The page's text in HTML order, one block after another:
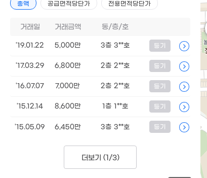
총액 공급면적당단가 전용면적당단가
거래일 거래금액 동/층/호
'19.01.22 5,000만 3층 3**호 등기
'17.03.29 6,800만 2층 2**호 등기
'16.07.07 7,000만 2층 2**호 등기
'15.12.14 8,600만 1층 1**호 등기
'15.05.09 6,450만 3층 3**호 등기
더보기 (1/3)